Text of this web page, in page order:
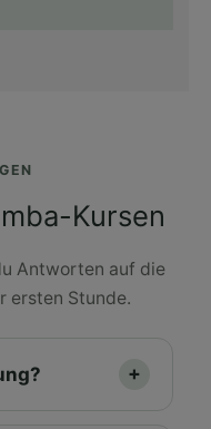
Kursen
Antworten auf die
ersten Stunde.